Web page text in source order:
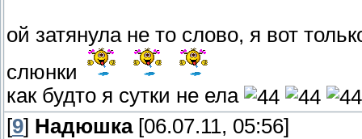
ой затянула не то слово, я вот
слюнки
как будто я сутки не ела
[9] Надюшка[06.07.11, 05:56]